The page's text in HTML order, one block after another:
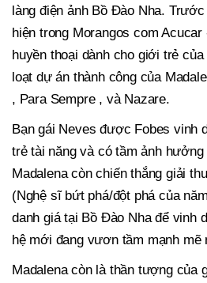
làng điện ảnh Bồ Đào Nha.
hiện trong Morangos com
huyền thoại dành cho giới trẻ
loạt dự án thành công của
, Para Sempre , và Nazare.
Bạn gái Neves được Fobes vinh
trẻ tài năng và có tầm ảnh
Madalena còn chiến thắng giải
(Nghệ sĩ bứt phá/đột phá của
danh giá tại Bồ Đào Nha để vinh
hệ mới đang vươn tầm mạnh mẽ
Madalena còn là thần tượng của